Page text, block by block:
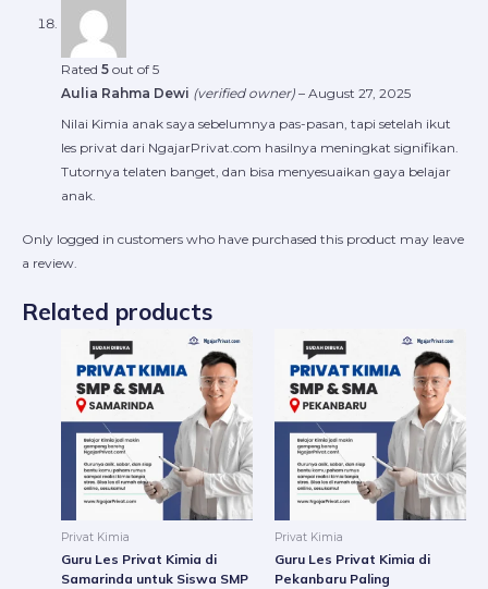
Rated 5 out of 5
Aulia Rahma Dewi (verified owner) – August 27, 2025
Nilai Kimia anak saya sebelumnya pas-pasan, tapi setelah ikut
les privat dari NgajarPrivat.com hasilnya meningkat signifikan.
Tutornya telaten banget, dan bisa menyesuaikan gaya belajar
anak.
Only logged in customers who have purchased this product may leave
a review.
Related products
Privat Kimia
Guru Les Privat Kimia di
Samarinda untuk Siswa SMP
Rp220.000
through
Rp16.800.000
This
product
has
multiple
variants.
The
options
may
chosen
on
Privat Kimia
Guru Les Privat Kimia di
Pekanbaru Paling
This
has
The
may